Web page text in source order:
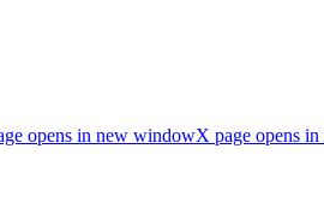
opens in new windowX page opens